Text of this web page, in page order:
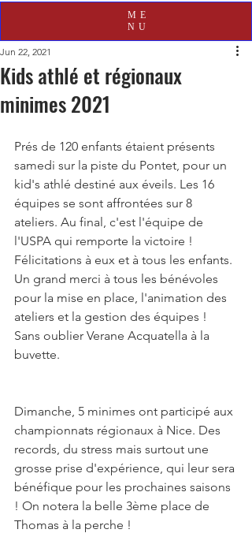
ME
NU
Kids athlé et régionaux
minimes 2021
Jun 22, 2021
Prés de 120 enfants étaient présents
samedi sur la piste du Pontet, pour un
kid's athlé destiné aux éveils. Les 16
équipes se sont affrontées sur 8
ateliers. Au final, c'est l'équipe de
l'USPA qui remporte la victoire !
Félicitations à eux et à tous les enfants.
Un grand merci à tous les bénévoles
pour la mise en place, l'animation des
ateliers et la gestion des équipes !
Sans oublier Verane Acquatella à la
buvette.
Dimanche, 5 minimes ont participé aux
championnats régionaux à Nice. Des
records, du stress mais surtout une
grosse prise d'expérience, qui leur sera
bénéfique pour les prochaines saisons
! On notera la belle 3ème place de
Thomas à la perche !